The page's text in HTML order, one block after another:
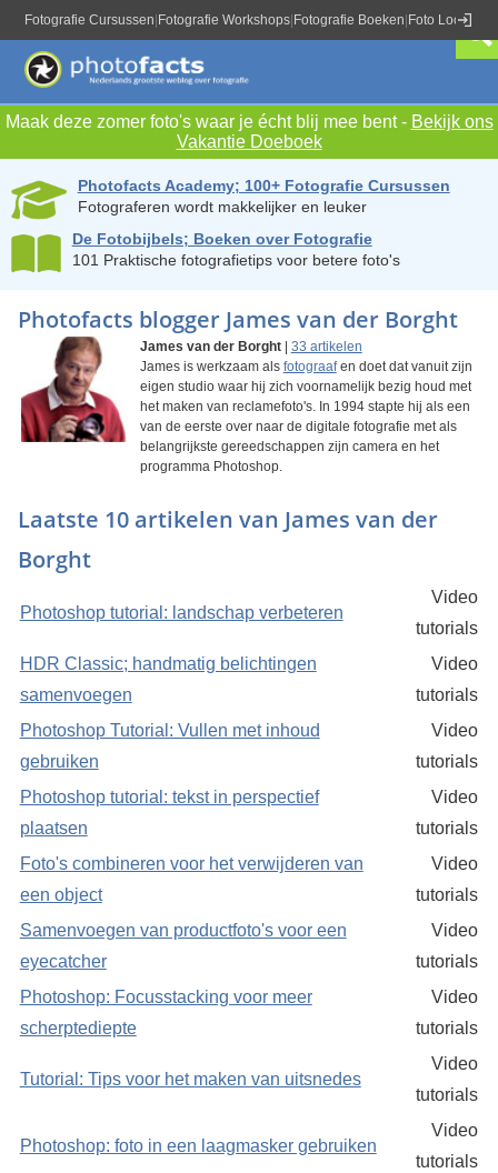
Fotografie Cursussen Fotografie Workshops Fotografie Boeken Foto Locaties
Maak deze zomer foto's waar je écht blij mee bent - Bekijk ons
Vakantie Doeboek
Photofacts Academy; 100+ Fotografie Cursussen
Fotograferen wordt makkelijker en leuker
De Fotobijbels; Boeken over Fotografie
101 Praktische fotografietips voor betere foto's
Photofacts blogger James van der Borght
James van der Borght| 33 artikelen
James is werkzaam als fotograafen doet dat vanuit zijn
eigen studio waar hij zich voornamelijk bezig houd met
het maken van reclamefoto's. In 1994 stapte hij als een
van de eerste over naar de digitale fotografie met als
belangrijkste gereedschappen zijn camera en het
programma Photoshop.
Laatste 10 artikelen van James van der
Borght
Photoshop tutorial: landschap verbeteren
Video
tutorials
HDR Classic; handmatig belichtingen
samenvoegen
Video
tutorials
Photoshop Tutorial: Vullen met inhoud
gebruiken
Video
tutorials
Photoshop tutorial: tekst in perspectief
plaatsen
Video
tutorials
Foto's combineren voor het verwijderen van
een object
Video
tutorials
Samenvoegen van productfoto's voor een
eyecatcher
Video
tutorials
Photoshop: Focusstacking voor meer
scherptediepte
Video
tutorials
Tutorial: Tips voor het maken van uitsnedes
Video
tutorials
Photoshop: foto in een laagmasker gebruiken
Video
tutorials